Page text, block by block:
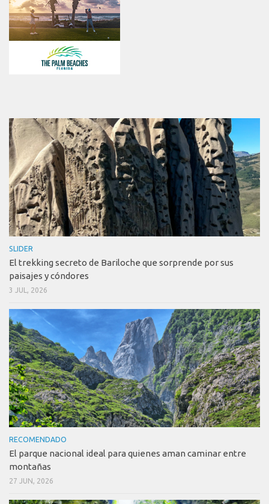
SLIDER
El trekking secreto de Bariloche que sorprende por sus
paisajes y cóndores
3 JUL, 2026
RECOMENDADO
El parque nacional ideal para quienes aman caminar entre
montañas
27 JUN, 2026